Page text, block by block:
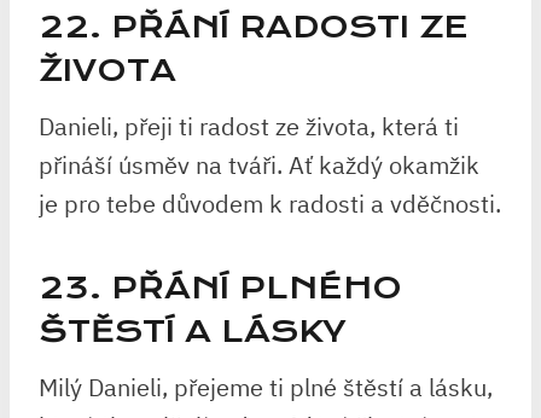
22. PŘÁNÍ RADOSTI ZE
ŽIVOTA
Danieli, přeji ti radost ze života, která ti
přináší úsměv na tváři. Ať každý okamžik
je pro tebe důvodem k radosti a vděčnosti.
23. PŘÁNÍ PLNÉHO
ŠTĚSTÍ A LÁSKY
Milý Danieli, přejeme ti plné štěstí a lásku,